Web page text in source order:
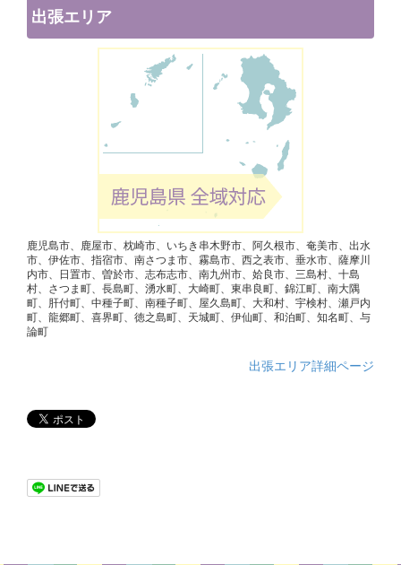
出張エリア
鹿児島市、鹿屋市、枕崎市、いちき串木野市、阿久根市、奄美市、出水
市、伊佐市、指宿市、南さつま市、霧島市、西之表市、垂水市、薩摩川
内市、日置市、曽於市、志布志市、南九州市、姶良市、三島村、十島
村、さつま町、長島町、湧水町、大崎町、東串良町、錦江町、南大隅
町、肝付町、中種子町、南種子町、屋久島町、大和村、宇検村、瀬戸内
町、龍郷町、喜界町、徳之島町、天城町、伊仙町、和泊町、知名町、与
論町
出張エリア詳細ページ